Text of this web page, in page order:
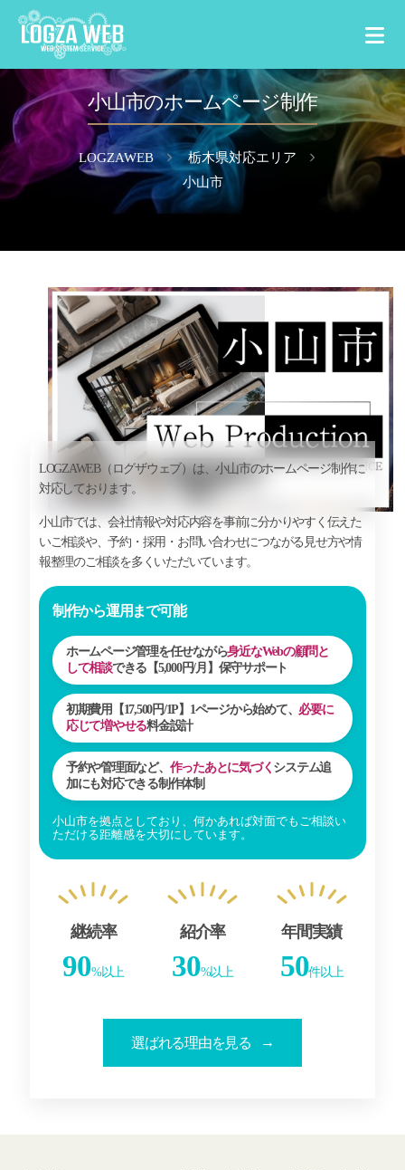
選ばれる理由
サービス内容
料金案内
対応エリア
小山市のホームページ制作
LOGZAWEB
栃木県対応エリア
小山市
LOGZAWEB（ログザウェブ）は、小山市のホームページ制作に
対応しております。
小山市では、会社情報や対応内容を事前に分かりやすく伝えた
いご相談や、予約・採用・お問い合わせにつながる見せ方や情
報整理のご相談を多くいただいています。
制作から運用まで可能
ホームページ管理を任せながら身近なWebの顧問と
して相談できる【5,000円/月 】保守サポート
初期費用【17,500円/1P】1ページから始めて、 必要に
応じて増やせる料金設計
予約や管理面など、 作ったあとに気づく システム追
加にも対応できる制作体制
小山市を拠点としており、何かあれば対面でもご相談い
ただける距離感を大切にしています。
継続率
90%以上
紹介率
30%以上
年間実績
50件以上
選ばれる理由を見る